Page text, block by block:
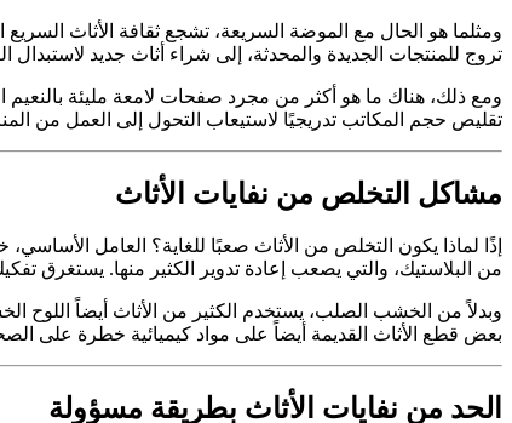
ومثلما هو الحال مع الموضة السريعة، تشجع ثقافة الأثاث السريع
تروج للمنتجات الجديدة والمحدثة، إلى شراء أثاث جديد لاستبدال
ومع ذلك، هناك ما هو أكثر من مجرد صفحات لامعة مليئة بالنعيم
تقليص حجم المكاتب تدريجيًا لاستيعاب التحول إلى العمل من
مشاكل التخلص من نفايات الأثاث
إذًا لماذا يكون التخلص من الأثاث صعبًا للغاية؟ العامل
من البلاستيك، والتي يصعب إعادة تدوير الكثير منها. يستغرق
وبدلاً من الخشب الصلب، يستخدم الكثير من الأثاث أيضاً اللوح
بعض قطع الأثاث القديمة أيضاً على مواد كيميائية خطرة على
الحد من نفايات الأثاث بطريقة مسؤولة